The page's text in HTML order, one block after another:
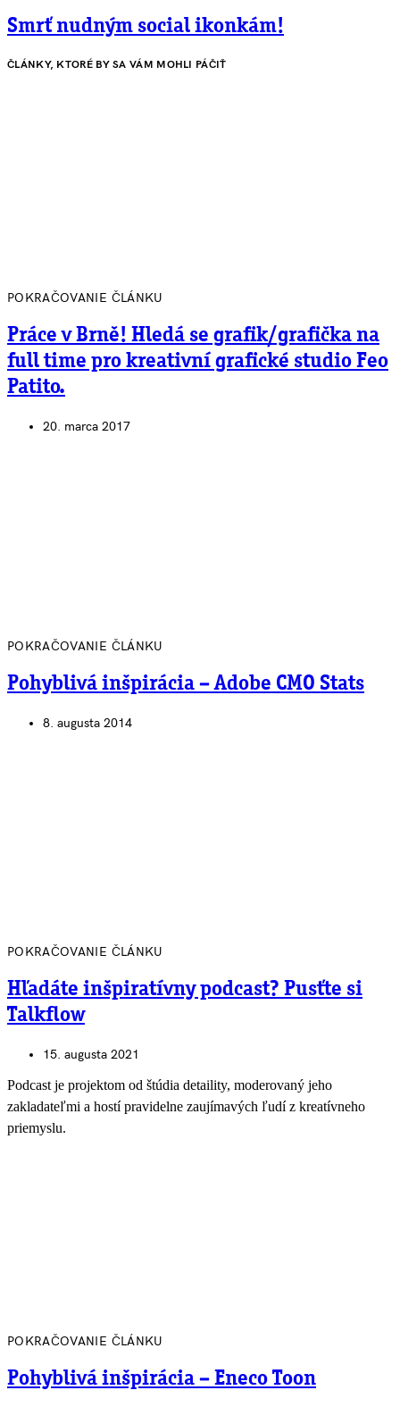
Smrť nudným social ikonkám!
ČLÁNKY, KTORÉ BY SA VÁM MOHLI PÁČIŤ
POKRAČOVANIE ČLÁNKU
Práce v Brně! Hledá se grafik/grafička na
full time pro kreativní grafické studio Feo
Patito.
20. marca 2017
POKRAČOVANIE ČLÁNKU
Pohyblivá inšpirácia – Adobe CMO Stats
8. augusta 2014
POKRAČOVANIE ČLÁNKU
Hľadáte inšpiratívny podcast? Pusťte si
Talkflow
15. augusta 2021
Podcast je projektom od štúdia detaility, moderovaný jeho
zakladateľmi a hostí pravidelne zaujímavých ľudí z kreatívneho
priemyslu.
POKRAČOVANIE ČLÁNKU
Pohyblivá inšpirácia – Eneco Toon